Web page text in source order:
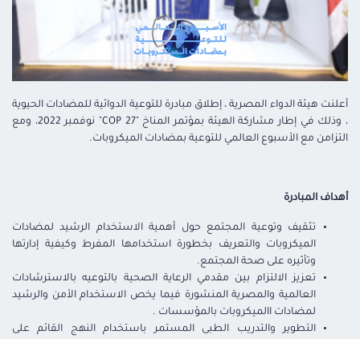
أعلنت هيئة الدواء المصرية ، إطلاق مبادرة للتوعية الدوائية للمضادات الحيوية
، وذلك في إطار مشاركة الهيئة بمؤتمر المناخ "COP 27" نوفمبر 2022، ومع
التزامن مع الأسبوع العالمي للتوعية بمضادات الميكروبات.
أهداف المبادرة
تثقيف وتوعية المجتمع حول أهمية الاستخدام الرشيد لمضادات
الميكروبات والتعريف بخطورة استخدامها المفرط وكيفية إدارتها
وتأثيره على صحة المجتمع.
تعزيز الالتزام بين مقدمي الرعاية الصحية بالتوعيه بالاسترشادات
العالمية والمصرية المنشورة فيما يخص الاستخدام الأمن والرشيد
لمضادات االميكروبات بالمؤسسات .
التطوير والتدريب الطبى المستمر باستخدام النهج القائم على